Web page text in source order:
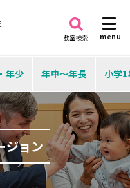
menu
教室検索
年少 年中～年長 小学
ジョン